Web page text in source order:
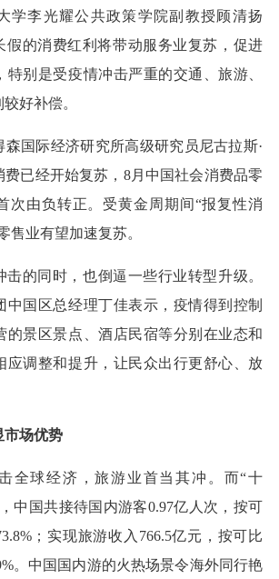
学李光耀公共政策学院副教授顾清扬
假的消费红利将带动服务业复苏，促进
特别是受疫情冲击严重的交通、旅游、
好补偿。
森国际经济研究所高级研究员尼古拉斯·
费已经开始复苏，8月中国社会消费品零
次由负转正。受黄金周期间“报复性消
售业有望加速复苏。
击的同时，也倒逼一些行业转型升级。
中国区总经理丁佳表示，疫情得到控制
的景区景点、酒店民宿等分别在业态和
应调整和提升，让民众出行更舒心、放
市场优势
全球经济，旅游业首当其冲。而“十
中国共接待国内游客0.97亿人次，按可
；实现旅游收入766.5亿元，按可比
。中国国内游的火热场景令海外同行艳